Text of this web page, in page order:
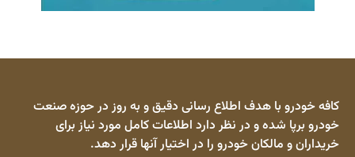
کافه خودرو با هدف اطلاع رسانی دقیق و به روز در حوزه صنعت
خودرو برپا شده و در نظر دارد اطلاعات کامل مورد نیاز برای
خریداران و مالکان خودرو را در اختیار آنها قرار دهد.